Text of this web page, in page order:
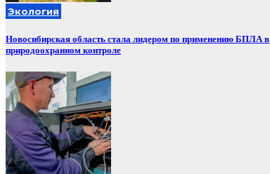
Экология
Новосибирская область стала лидером по применению БПЛА в
природоохранном контроле